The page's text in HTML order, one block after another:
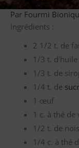
Par Fourmi
Ingrédients :
2 1/2 t. de
1/3 t.
1/3 t. de
1/4 t. de
1 œuf
1 c. à thé de
1/2 t. de
1/4 c. à thé